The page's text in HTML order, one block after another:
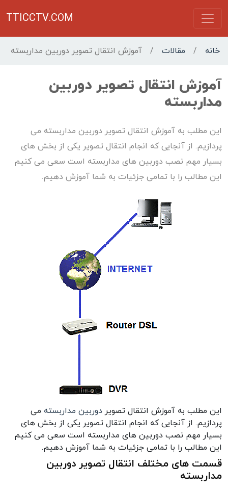
TTICCTV.COM
خانه / مقالات / آموزش انتقال تصویر دوربین مداربسته
آموزش انتقال تصویر دوربین
مداربسته
این مطلب به آموزش انتقال تصویر دوربین مداربسته می
پردازیم. از آنجایی که انجام انتقال تصویر یکی از بخش های
بسیار مهم نصب دوربین های مداربسته است سعی می کنیم
این مطالب را با تمامی جزئیات به شما آموزش دهیم.
این مطلب به آموزش انتقال تصویر دوربین مداربسته می
پردازیم. از آنجایی که انجام انتقال تصویر یکی از بخش های
بسیار مهم نصب دوربین های مداربسته است سعی می کنیم
این مطالب را با تمامی جزئیات به شما آموزش دهیم.
قسمت های مختلف انتقال تصویر دوربین
مداربسته